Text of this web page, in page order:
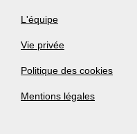
L'équipe
Vie privée
Politique des cookies
Mentions légales